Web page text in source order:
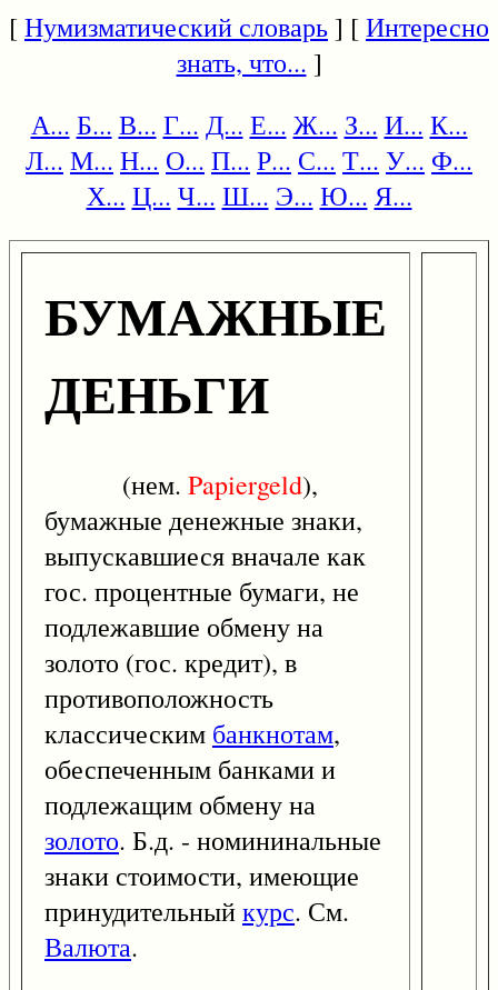
[Нумизматический словарь] [Интересно
знать, что... ]
А... Б... В... Г... Д... Е... Ж... З... И... К...
Л... М... Н... О... П... Р... С... Т... У... Ф...
Х... Ц... Ч... Ш... Э... Ю... Я...
БУМАЖНЫЕ
ДЕНЬГИ
(нем. Papiergeld),
бумажные денежные знаки,
выпускавшиеся вначале как
гос. процентные бумаги, не
подлежавшие обмену на
золото (гос. кредит), в
противоположность
классическим банкнотам,
обеспеченным банками и
подлежащим обмену на
золото. Б.д. - номининальные
знаки стоимости, имеющие
принудительныйкурс. См.
Валюта.